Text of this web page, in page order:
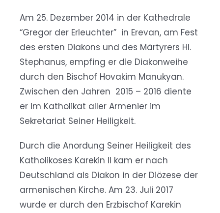
Am 25. Dezember 2014 in der Kathedrale
“Gregor der Erleuchter” in Erevan, am Fest
des ersten Diakons und des Märtyrers Hl.
Stephanus, empfing er die Diakonweihe
durch den Bischof Hovakim Manukyan.
Zwischen den Jahren 2015 – 2016 diente
er im Katholikat aller Armenier im
Sekretariat Seiner Heiligkeit.
Durch die Anordung Seiner Heiligkeit des
Katholikoses Karekin II kam er nach
Deutschland als Diakon in der Diözese der
armenischen Kirche. Am 23. Juli 2017
wurde er durch den Erzbischof Karekin